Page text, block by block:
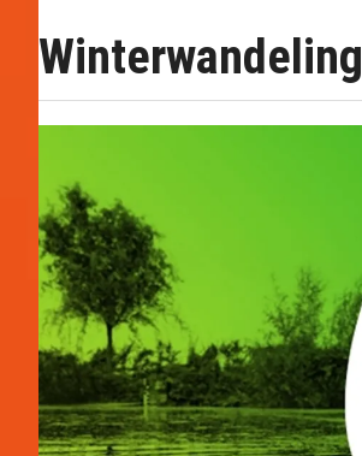
Winterwandeling